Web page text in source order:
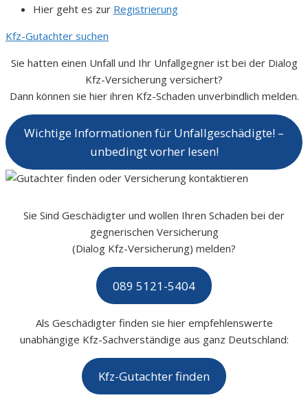
Hier geht es zur Registrierung
Kfz-Gutachter suchen
Sie hatten einen Unfall und Ihr Unfallgegner ist bei der Dialog
Kfz-Versicherung versichert?
Dann können sie hier ihren Kfz-Schaden unverbindlich melden.
Wichtige Informationen für Unfallgeschädigte! –
unbedingt vorher lesen!
Sie Sind Geschädigter und wollen Ihren Schaden bei der
gegnerischen Versicherung
(Dialog Kfz-Versicherung) melden?
089 5121-5404
Als Geschädigter finden sie hier empfehlenswerte
unabhängige Kfz-Sachverständige aus ganz Deutschland:
Kfz-Gutachter finden